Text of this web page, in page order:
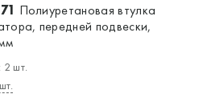
Полиуретановая втулка
передней подвески,
2 шт.